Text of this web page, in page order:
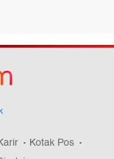
Kotak Pos